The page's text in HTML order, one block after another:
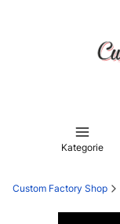
Kategorie
Custom Factory Shop